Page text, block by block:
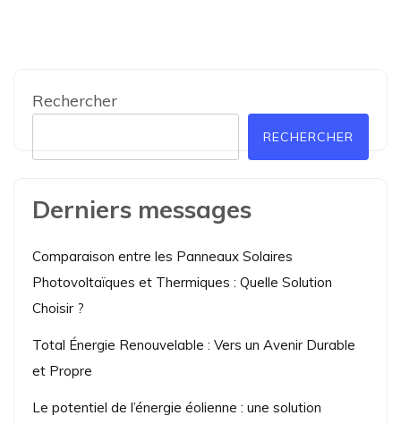
Rechercher
RECHERCHER
Derniers messages
Comparaison entre les Panneaux Solaires
Photovoltaïques et Thermiques : Quelle Solution
Choisir ?
Total Énergie Renouvelable : Vers un Avenir Durable
et Propre
Le potentiel de l’énergie éolienne : une solution